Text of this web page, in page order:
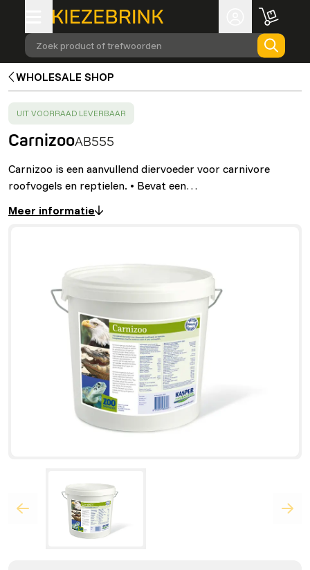
Zoek product of trefwoorden
WHOLESALE SHOP
SUCCESS:
UIT VOORRAAD LEVERBAAR
CarnizooAB555
Carnizoo is een aanvullend diervoeder voor carnivore
roofvogels en reptielen. • Bevat een…
Meer informatie